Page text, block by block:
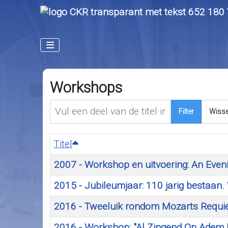
Workshops
Vul een deel van de titel in
Filter
Titel
2007 - Workshop en uitvoering: An
2015 - Jubileumjaar: 110 jarig
2016 - Tweeluik rondom Mozarts